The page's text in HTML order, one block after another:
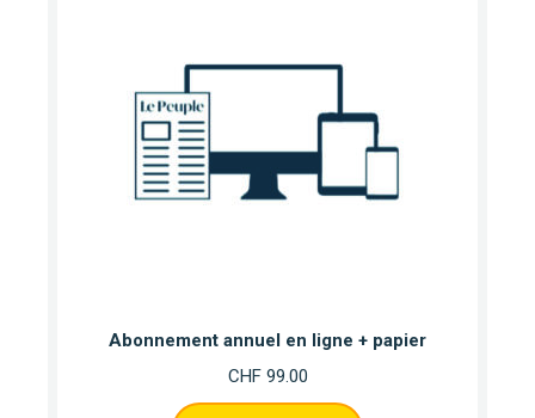
Abonnement annuel en ligne + papier
CHF99.00